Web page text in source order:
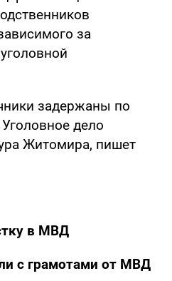
за
задержаны по
дело
Житомира, пишет
в МВД
с грамотами от МВД